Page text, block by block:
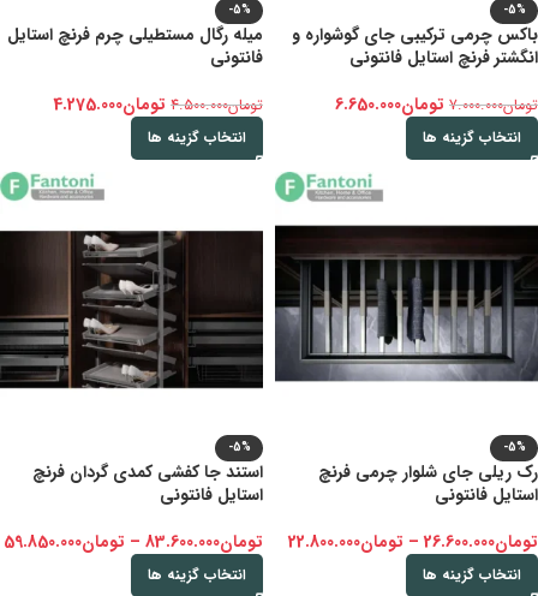
-5%
باکس چرمی ترکیبی جای گوشواره و
انگشتر فرنچ استایل فانتونی
تومان7.000.000 تومان6.650.000
انتخاب گزینه ها
-5%
میله رگال مستطیلی چرم فرنچ استایل
فانتونی
تومان4.500.000 تومان4.275.000
انتخاب گزینه ها
-5%
رک ریلی جای شلوار چرمی فرنچ
استایل فانتونی
تومان26.600.000
– تومان22.800.000
انتخاب گزینه ها
-5%
استند جا کفشی کمدی گردان فرنچ
استایل فانتونی
تومان83.600.000
– تومان59.850.000
انتخاب گزینه ها